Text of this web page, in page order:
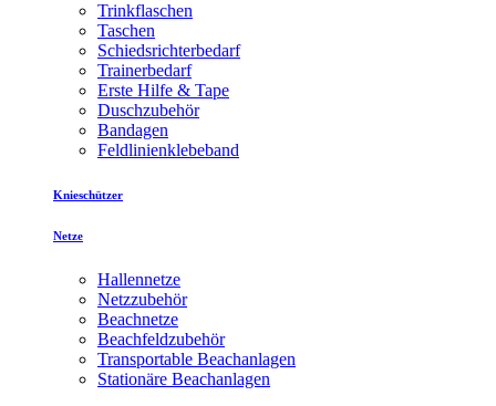
Trinkflaschen
Taschen
Schiedsrichterbedarf
Trainerbedarf
Erste Hilfe & Tape
Duschzubehör
Bandagen
Feldlinienklebeband
Knieschützer
Netze
Hallennetze
Netzzubehör
Beachnetze
Beachfeldzubehör
Transportable Beachanlagen
Stationäre Beachanlagen